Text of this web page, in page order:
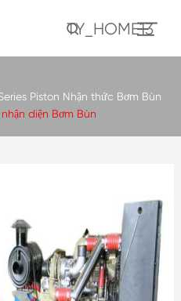
TY_HOME13
Piston Nhận thức Bơm Bùn
diện Bơm Bùn